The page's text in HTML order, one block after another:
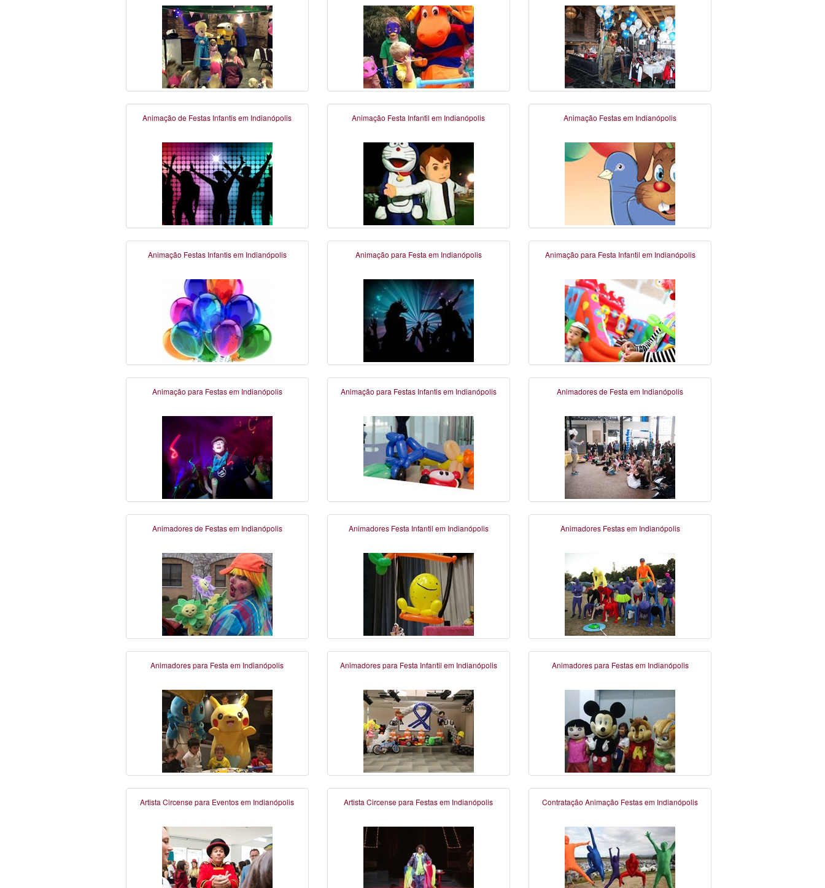
Animação de Festas Infantis em Indianópolis Animação Festa Infantil em Indianópolis Animação Festas em Indianópolis
Animação Festas Infantis em Indianópolis Animação para Festa em Indianópolis Animação para Festa Infantil em Indianópolis
Animação para Festas em Indianópolis Animação para Festas Infantis em Indianópolis Animadores de Festa em Indianópolis
Animadores de Festas em Indianópolis Animadores Festa Infantil em Indianópolis Animadores Festas em Indianópolis
Animadores para Festa em Indianópolis Animadores para Festa Infantil em Indianópolis Animadores para Festas em Indianópolis
Artista Circense para Eventos em Indianópolis Artista Circense para Festas em Indianópolis Contratação Animação Festas em Indianópolis